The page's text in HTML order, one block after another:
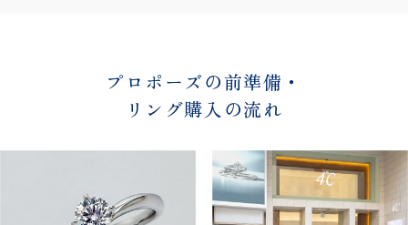
プロポーズの前準備・
リング購入の流れ